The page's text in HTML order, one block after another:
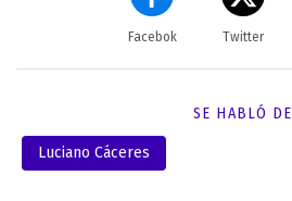
Facebok Twitter
SE HABLÓ DE
Luciano Cáceres